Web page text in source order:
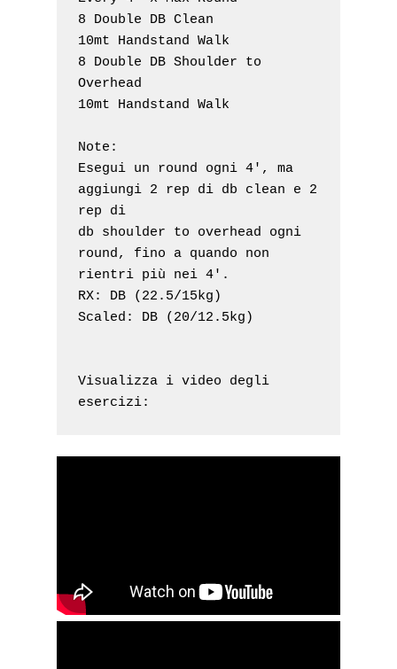
8 Double DB Clean
10mt Handstand Walk
8 Double DB Shoulder to
Overhead
10mt Handstand Walk
Note:
Esegui un round ogni 4', ma
aggiungi 2 rep di db clean e 2
rep di
db shoulder to overhead ogni
round, fino a quando non
rientri più nei 4'.
RX: DB (22.5/15kg)
Visualizza i video degli
esercizi: